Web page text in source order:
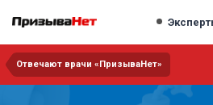
Отвечают врачи «ПризываНет»